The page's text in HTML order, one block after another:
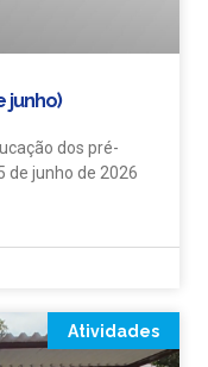
junho)
dos pré-
de junho de 2026
Atividades